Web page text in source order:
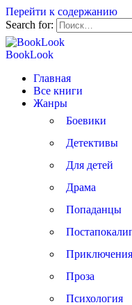
Перейти к содержанию
Search for:
BookLook
Главная
Все книги
Жанры
Боевики
Детективы
Для детей
Драма
Попаданцы
Приключения
Проза
Психология